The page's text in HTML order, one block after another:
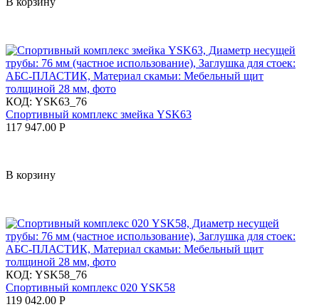
КОД: YSK63_76
Спортивный комплекс змейка YSK63
117 947.00 Р
В корзину
КОД: YSK58_76
Спортивный комплекс 020 YSK58
119 042.00 Р